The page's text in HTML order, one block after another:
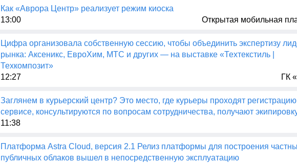
Как «Аврора Центр» реализует режим киоска
13:00
Открытая мобильная
Цифра организовала собственную сессию, чтобы объединить экспертизу
рынка: Аксеникс, ЕвроХим, МТС и других — на выставке «Техтекстиль |
Техкомпозит»
12:27
ГК
Заглянем в курьерский центр? Это место, где курьеры проходят
сервисе, консультируются по вопросам сотрудничества, получают
11:38
Платформа Astra Cloud, версия 2.1 Релиз платформы для построения
публичных облаков вышел в непосредственную эксплуатацию